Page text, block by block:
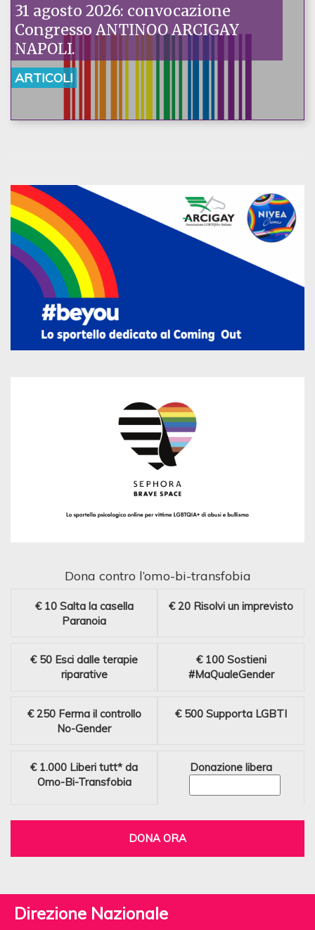
31 agosto 2026: convocazione
Congresso ANTINOO ARCIGAY
NAPOLI.
ARTICOLI
Dona contro l’omo-bi-transfobia
€ 10 Salta la casella
Paranoia
€ 20 Risolvi un imprevisto
€ 50 Esci dalle terapie
riparative
€ 100 Sostieni
#MaQualeGender
€ 250 Ferma il controllo
No-Gender
€ 500 Supporta LGBTI
€ 1.000 Liberi tutt* da
Omo-Bi-Transfobia
Donazione libera
DONA ORA
Direzione Nazionale